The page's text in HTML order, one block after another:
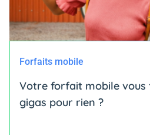
Forfaits mobile
Votre forfait mobile vous
gigas pour rien ?